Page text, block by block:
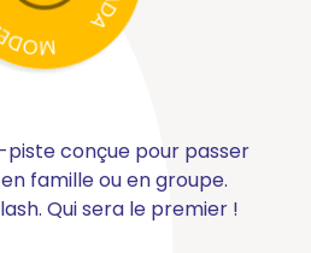
conçue pour passer
famille ou en groupe.
Qui sera le premier !